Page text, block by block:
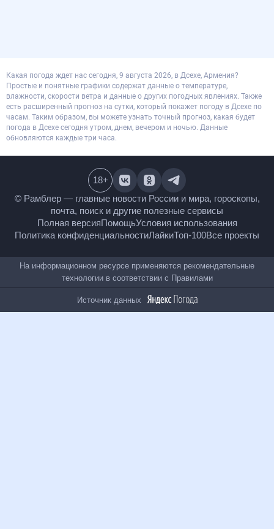
Какая погода ждет нас сегодня, 9 августа 2026, в Дсехе, Армения?
Простые и понятные графики содержат данные о температуре,
влажности, скорости ветра и данные о других погодных явлениях. Также
есть расширенный прогноз на сутки, который покажет погоду в Дсехе по
часам. Таким образом, вы можете узнать точный прогноз, какая будет
погода в Дсехе сегодня утром, днем, вечером и ночью. Данные
обновляются каждые три часа.
© Рамблер — главные новости России и мира,
гороскопы, почта, поиск и другие полезные сервисы
Полная версияПомощьУсловия использования
Политика конфиденциальностиЛайкиТоп-100
18+
На информационном ресурсе применяются
рекомендательные технологии в соответствии сПравилами
Источник данных